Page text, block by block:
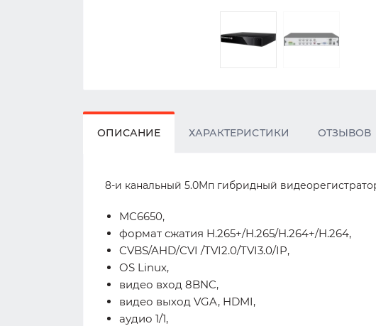
ОПИСАНИЕ ХАРАКТЕРИСТИКИ ОТЗЫВОВ
8-и канальный 5.0Мп гибридный видеорегистратор
MC6650,
формат сжатия H.265+/H.265/H.264+/H.264,
CVBS/AHD/CVI /TVI2.0/TVI3.0/IP,
OS Linux,
видео вход 8BNC,
видео выход VGA, HDMI,
аудио 1/1,